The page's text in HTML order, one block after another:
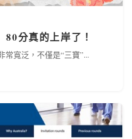
分真的上岸了！
常寬泛，不僅是“三寶”...